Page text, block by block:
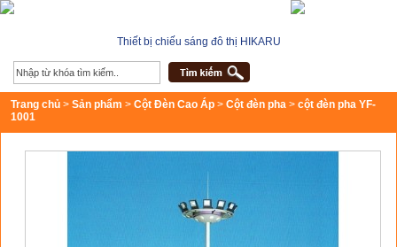
Thiết bị chiếu sáng đô thị HIKARU
Trang chủ > Sản phẩm > Cột Đèn Cao Áp > Cột đèn pha > cột đèn pha YF-
1001